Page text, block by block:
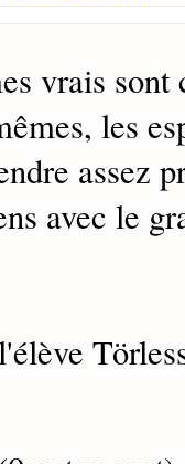
vrais sont
les
assez
avec le